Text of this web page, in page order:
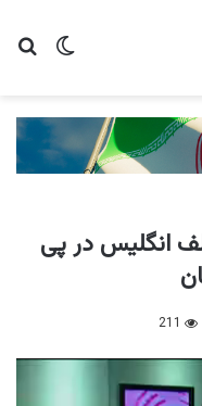
تغییر
انگلیس در پی
211